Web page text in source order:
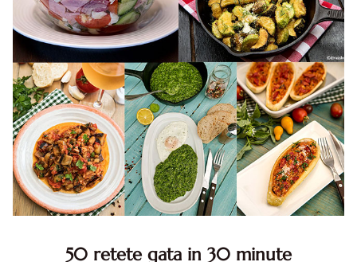
50 retete gata in 30 minute